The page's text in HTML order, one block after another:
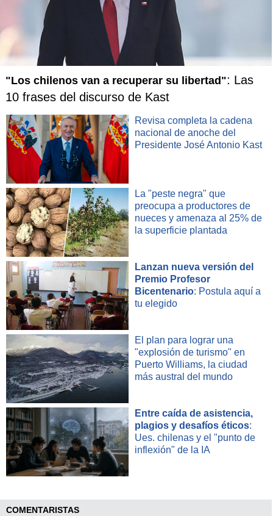
"Los chilenos van a recuperar su libertad": Las
10 frases del discurso de Kast
Revisa completa la cadena
nacional de anoche del
Presidente José Antonio Kast
La "peste negra" que
preocupa a productores de
nueces y amenaza al 25% de
la superficie plantada
Lanzan nueva versión del
Premio Profesor
Bicentenario: Postula aquí a
tu elegido
El plan para lograr una
"explosión de turismo" en
Puerto Williams, la ciudad
más austral del mundo
Entre caída de asistencia,
plagios y desafíos éticos:
Ues. chilenas y el "punto de
inflexión" de la IA
COMENTARISTAS